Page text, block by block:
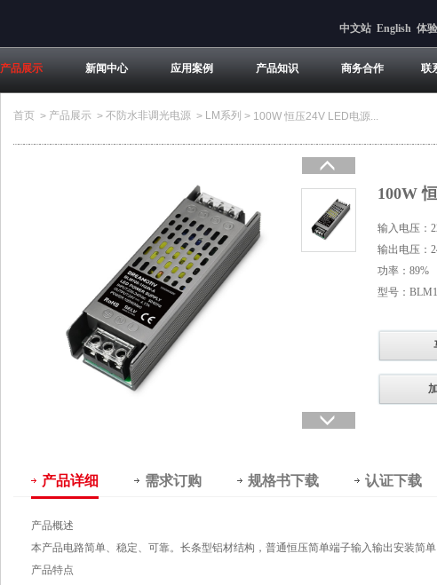
中文站 English 体
产品展示 新闻中心 应用案例 产品知识 商务合作 联
首页 > 产品展示 > 不防水非调光电源 > LM系列 > 100W 恒压24V LED电源...
100W
输入电压：
输出电压：
功率：89%
型号：
产品详细 需求订购 规格书下载 认证下载
产品概述
本产品电路简单、稳定、可靠。长条型铝材结构，普通恒压简单端子输入输出安装简
产品特点